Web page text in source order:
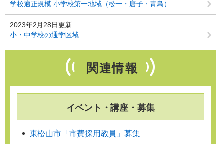
学校適正規模 小学校第一地域（松一・唐子・青鳥）
2023年2月28日更新
小・中学校の通学区域
関連情報
イベント・講座・募集
東松山市「市費採用教員」募集